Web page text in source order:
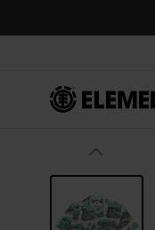
Produktinformation